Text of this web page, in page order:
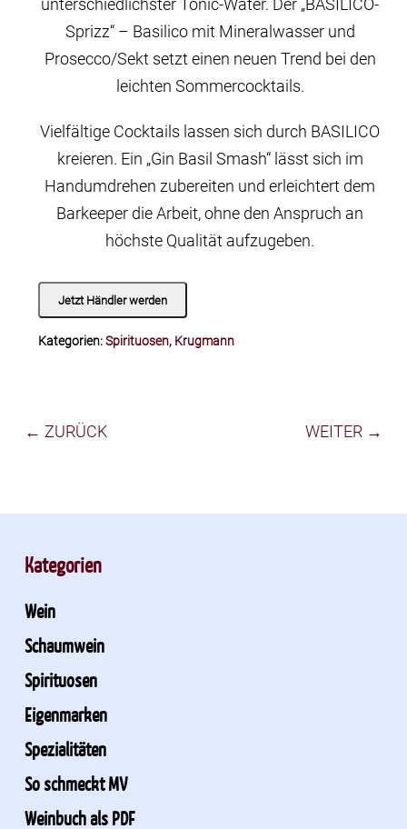
unterschiedlichster Tonic-Water. Der „BASILICO-
Sprizz“ – Basilico mit Mineralwasser und
Prosecco/Sekt setzt einen neuen Trend bei den
leichten Sommercocktails.
Vielfältige Cocktails lassen sich durch BASILICO
kreieren. Ein „Gin Basil Smash“ lässt sich im
Handumdrehen zubereiten und erleichtert dem
Barkeeper die Arbeit, ohne den Anspruch an
höchste Qualität aufzugeben.
Jetzt Händler werden
Kategorien:Spirituosen, Krugmann
← ZURÜCK WEITER →
Kategorien
Wein
Schaumwein
Spirituosen
Eigenmarken
Spezialitäten
So schmeckt MV
Weinbuch als PDF